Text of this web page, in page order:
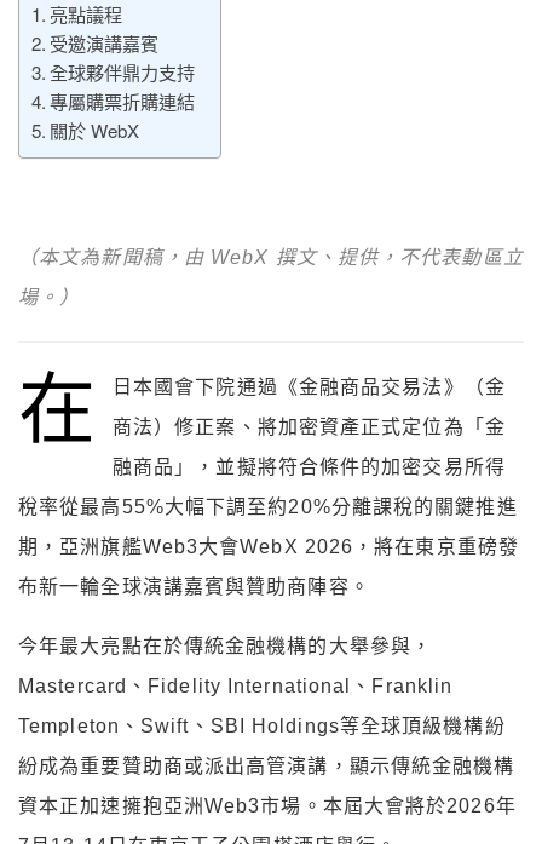
亮點議程
受邀演講嘉賓
全球夥伴鼎力支持
專屬購票折購連結
關於 WebX
（本文為新聞稿，由 WebX 撰文、提供，不代表動區立
場。）
在
日本國會下院通過《金融商品交易法》（金
商法）修正案、將加密資產正式定位為「金
融商品」，並擬將符合條件的加密交易所得
稅率從最高55%大幅下調至約20%分離課稅的關鍵推進
期，亞洲旗艦Web3大會WebX 2026，將在東京重磅發
布新一輪全球演講嘉賓與贊助商陣容。
今年最大亮點在於傳統金融機構的大舉參與，
Mastercard、Fidelity International、Franklin
Templeton、Swift、SBI Holdings等全球頂級機構紛
紛成為重要贊助商或派出高管演講，顯示傳統金融機構
資本正加速擁抱亞洲Web3市場。本屆大會將於2026年